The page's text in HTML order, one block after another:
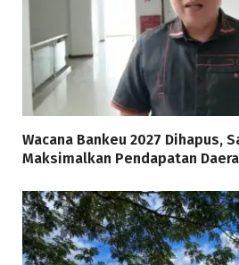
Wacana Bankeu 2027 Dihapus,
Maksimalkan Pendapatan